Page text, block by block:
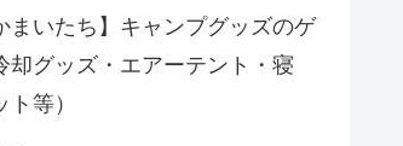
まいたち】キャンプグッズのゲ
却グッズ・エアーテント・寝
等）